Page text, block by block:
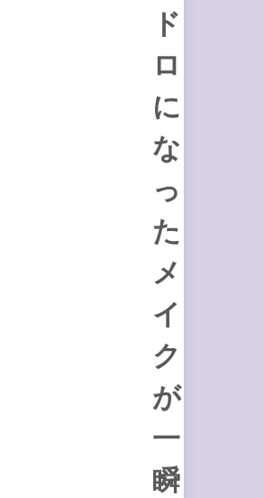
ド
ロ
に
な
っ
た
メ
イ
ク
が
一
瞬